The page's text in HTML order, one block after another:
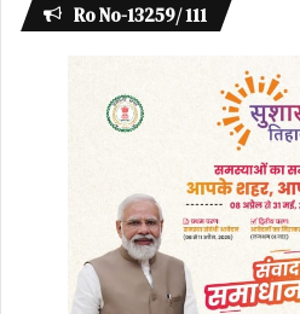
Ro No-13259/ 111